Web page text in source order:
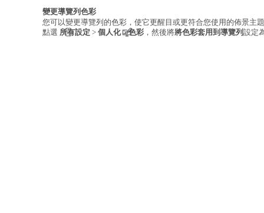
變更導覽列色彩
您可以變更導覽列的色彩，使它更醒目或更符合您使用的佈景主
點選 所有設定 > 個人化>色彩 ，然後將將色彩套用到導覽列 設定